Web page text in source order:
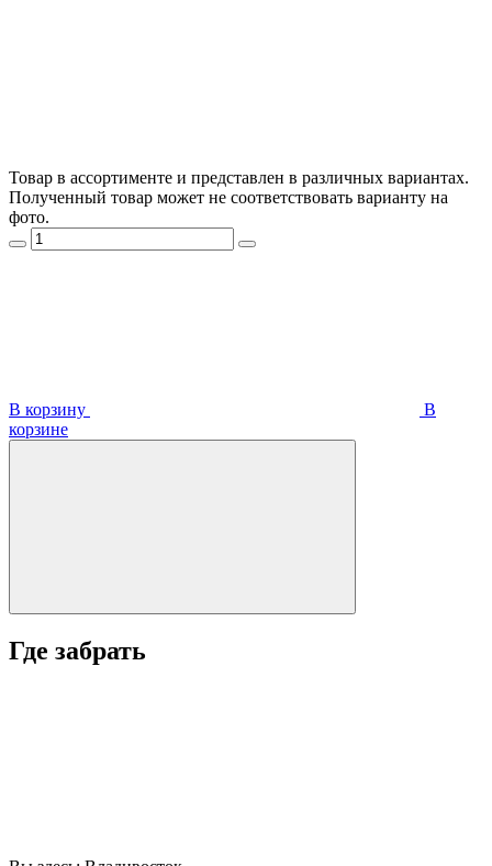
Товар в ассортименте и представлен в различных вариантах.
Полученный товар может не соответствовать варианту на
фото.
В корзину
В
корзинe
Где забрать